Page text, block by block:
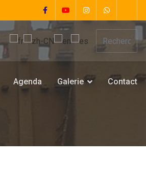
Agenda Galerie Contact